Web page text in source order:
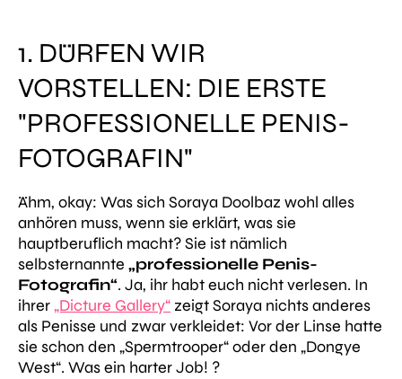
1. DÜRFEN WIR
VORSTELLEN: DIE ERSTE
"PROFESSIONELLE PENIS-
FOTOGRAFIN"
Ähm, okay: Was sich Soraya Doolbaz wohl alles
anhören muss, wenn sie erklärt, was sie
hauptberuflich macht? Sie ist nämlich
selbsternannte „professionelle Penis-
Fotografin“. Ja, ihr habt euch nicht verlesen. In
ihrer„Dicture Gallery“ zeigt Soraya nichts anderes
als Penisse und zwar verkleidet: Vor der Linse hatte
sie schon den „Spermtrooper“ oder den „Dongye
West“. Was ein harter Job! ?